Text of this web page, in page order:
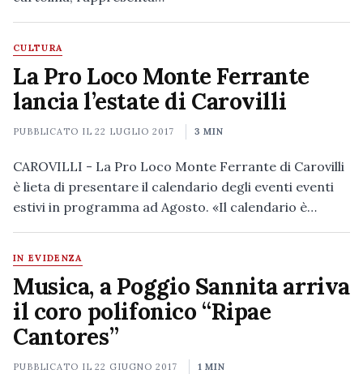
CULTURA
La Pro Loco Monte Ferrante
lancia l’estate di Carovilli
PUBBLICATO IL22 LUGLIO 2017 3 MIN
CAROVILLI - La Pro Loco Monte Ferrante di Carovilli
è lieta di presentare il calendario degli eventi eventi
estivi in programma ad Agosto. «Il calendario è…
IN EVIDENZA
Musica, a Poggio Sannita arriva
il coro polifonico “Ripae
Cantores”
PUBBLICATO IL22 GIUGNO 2017 1 MIN